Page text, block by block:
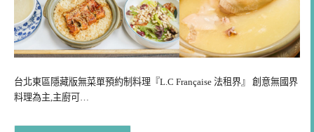
台北東區隱藏版無菜單預約制料理『L.C Française 法租界』 創意無國界
料理為主,主廚可…